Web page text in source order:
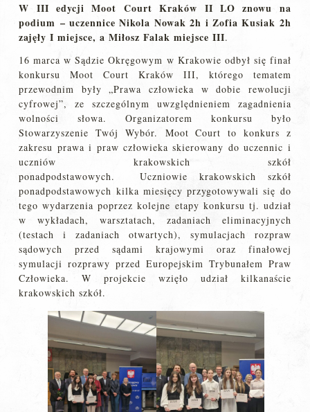
W III edycji Moot Court Kraków II LO znowu na
podium – uczennice Nikola Nowak 2h i Zofia Kusiak 2h
zajęły I miejsce, a Miłosz Falak miejsce III.
16 marca w Sądzie Okręgowym w Krakowie odbył się finał
konkursu Moot Court Kraków III, którego tematem
przewodnim były „Prawa człowieka w dobie rewolucji
cyfrowej”, ze szczególnym uwzględnieniem zagadnienia
wolności słowa. Organizatorem konkursu było
Stowarzyszenie Twój Wybór. Moot Court to konkurs z
zakresu prawa i praw człowieka skierowany do uczennic i
uczniów krakowskich szkół
ponadpodstawowych. Uczniowie krakowskich szkół
ponadpodstawowych kilka miesięcy przygotowywali się do
tego wydarzenia poprzez kolejne etapy konkursu tj. udział
w wykładach, warsztatach, zadaniach eliminacyjnych
(testach i zadaniach otwartych), symulacjach rozpraw
sądowych przed sądami krajowymi oraz finałowej
symulacji rozprawy przed Europejskim Trybunałem Praw
Człowieka. W projekcie wzięło udział kilkanaście
krakowskich szkół.